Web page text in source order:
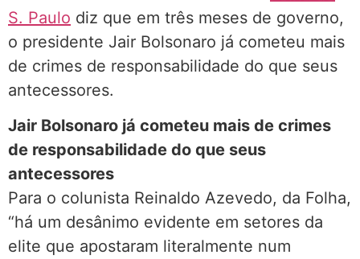
S. Paulo diz que em três meses de governo,
o presidente Jair Bolsonaro já cometeu mais
de crimes de responsabilidade do que seus
antecessores.
Jair Bolsonaro já cometeu mais de crimes
de responsabilidade do que seus
antecessores
Para o colunista Reinaldo Azevedo, da Folha,
“há um desânimo evidente em setores da
elite que apostaram literalmente num